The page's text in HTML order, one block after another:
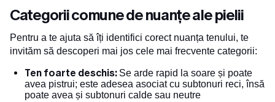
Categorii comune de nuanțe ale pielii
Pentru a te ajuta să îți identifici corect nuanța tenului, te
invităm să descoperi mai jos cele mai frecvente categorii:
Ten foarte deschis: Se arde rapid la soare și poate
avea pistrui; este adesea asociat cu subtonuri reci, însă
poate avea și subtonuri calde sau neutre